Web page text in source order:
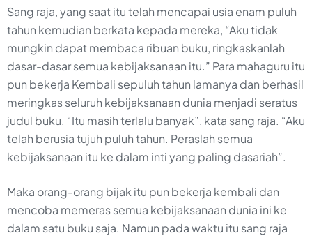
Sang raja, yang saat itu telah mencapai usia enam puluh
tahun kemudian berkata kepada mereka, “Aku tidak
mungkin dapat membaca ribuan buku, ringkaskanlah
dasar-dasar semua kebijaksanaan itu.” Para mahaguru itu
pun bekerja Kembali sepuluh tahun lamanya dan berhasil
meringkas seluruh kebijaksanaan dunia menjadi seratus
judul buku. “Itu masih terlalu banyak”, kata sang raja. “Aku
telah berusia tujuh puluh tahun. Peraslah semua
kebijaksanaan itu ke dalam inti yang paling dasariah”.
Maka orang-orang bijak itu pun bekerja kembali dan
mencoba memeras semua kebijaksanaan dunia ini ke
dalam satu buku saja. Namun pada waktu itu sang raja